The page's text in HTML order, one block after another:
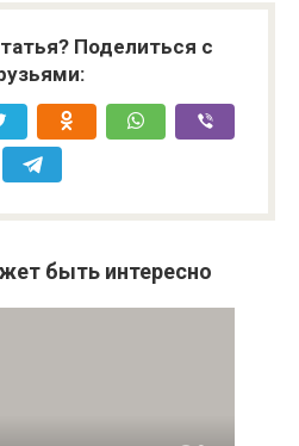
Поделиться с
быть интересно